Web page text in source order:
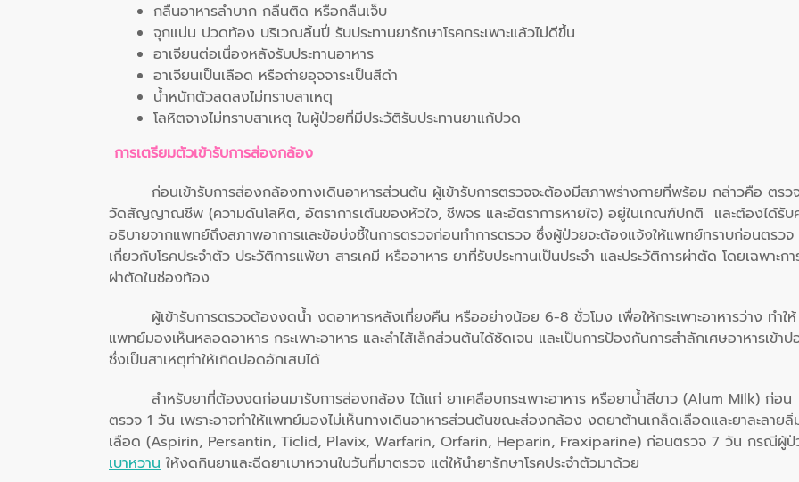
กลืนอาหารลำบาก กลืนติด หรือกลืนเจ็บ
จุกแน่น ปวดท้อง บริเวณลิ้นปี่ รับประทานยารักษาโรคกระเพาะแล้วไม่ดีขึ้น
อาเจียนต่อเนื่องหลังรับประทานอาหาร
อาเจียนเป็นเลือด หรือถ่ายอุจจาระเป็นสีดำ
น้ำหนักตัวลดลงไม่ทราบสาเหตุ
โลหิตจางไม่ทราบสาเหตุ ในผู้ป่วยที่มีประวัติรับประทานยาแก้ปวด
การเตรียมตัวเข้ารับการส่องกล้อง
ก่อนเข้ารับการส่องกล้องทางเดินอาหารส่วนต้น ผู้เข้ารับการตรวจจะต้องมีสภาพร่างกายที่พร้อม กล่าวคือ ตรว
วัดสัญญาณชีพ (ความดันโลหิต, อัตราการเต้นของหัวใจ, ชีพจร และอัตราการหายใจ) อยู่ในเกณฑ์ปกติ และต้องได้รับ
อธิบายจากแพทย์ถึงสภาพอาการและข้อบ่งชี้ในการตรวจก่อนทำการตรวจ ซึ่งผู้ป่วยจะต้องแจ้งให้แพทย์ทราบก่อนตรวจ
เกี่ยวกับโรคประจำตัว ประวัติการแพ้ยา สารเคมี หรืออาหาร ยาที่รับประทานเป็นประจำ และประวัติการผ่าตัด โดยเฉพาะกา
ผ่าตัดในช่องท้อง
ผู้เข้ารับการตรวจต้องงดน้ำ งดอาหารหลังเที่ยงคืน หรืออย่างน้อย 6-8 ชั่วโมง เพื่อให้กระเพาะอาหารว่าง ทำให้
แพทย์มองเห็นหลอดอาหาร กระเพาะอาหาร และลำไส้เล็กส่วนต้นได้ชัดเจน และเป็นการป้องกันการสำลักเศษอาหารเข้า
ซึ่งเป็นสาเหตุทำให้เกิดปอดอักเสบได้
สำหรับยาที่ต้องงดก่อนมารับการส่องกล้อง ได้แก่ ยาเคลือบกระเพาะอาหาร หรือยาน้ำสีขาว (Alum Milk) ก่อน
ตรวจ 1 วัน เพราะอาจทำให้แพทย์มองไม่เห็นทางเดินอาหารส่วนต้นขณะส่องกล้อง งดยาต้านเกล็ดเลือดและยาละลายลิ่
เลือด (Aspirin, Persantin, Ticlid, Plavix, Warfarin, Orfarin, Heparin, Fraxiparine) ก่อนตรวจ 7 วัน กรณีผู้ป่
เบาหวาน ให้งดกินยาและฉีดยาเบาหวานในวันที่มาตรวจ แต่ให้นำยารักษาโรคประจำตัวมาด้วย